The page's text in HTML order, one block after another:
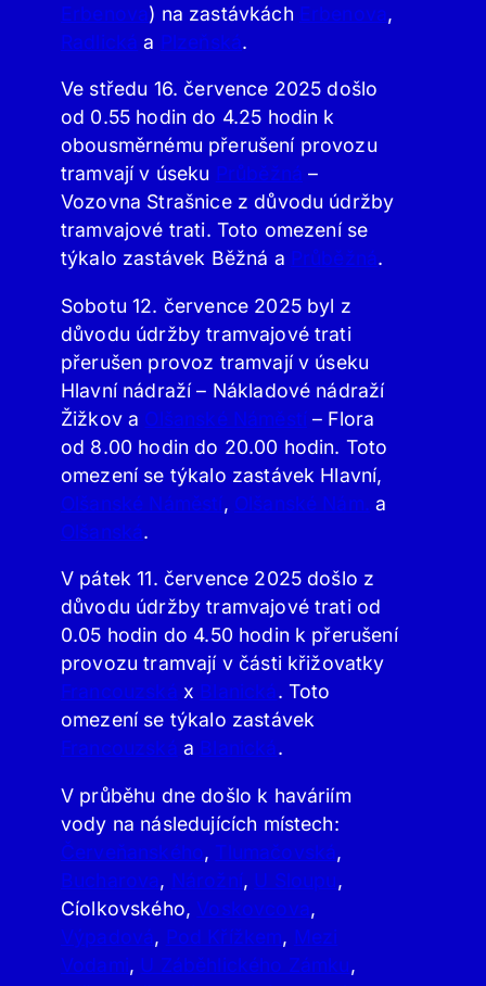
Erbenova) na zastávkách Erbenova,
Radlická a Plzeňská.
Ve středu 16. července 2025 došlo
od 0.55 hodin do 4.25 hodin k
obousměrnému přerušení provozu
tramvají v úseku Průběžná –
Vozovna Strašnice z důvodu údržby
tramvajové trati. Toto omezení se
týkalo zastávek Běžná a Průběžná.
Sobotu 12. července 2025 byl z
důvodu údržby tramvajové trati
přerušen provoz tramvají v úseku
Hlavní nádraží – Nákladové nádraží
Žižkov a Olšanské Náměstí – Flora
od 8.00 hodin do 20.00 hodin. Toto
omezení se týkalo zastávek Hlavní,
Olšanské Náměstí, Olšanské Nám. a
Olšanská.
V pátek 11. července 2025 došlo z
důvodu údržby tramvajové trati od
0.05 hodin do 4.50 hodin k přerušení
provozu tramvají v části křižovatky
Francouzská x Blanická. Toto
omezení se týkalo zastávek
Francouzská a Blanická.
V průběhu dne došlo k haváriím
vody na následujících místech:
Červeňanského, Tlumačovská,
Bucharova, Nárožní, U Sloupu,
Cíolkovského, Voskovcova,
Výpadová, Pod Křížkem, Mezi
Vodami, U Záběhlického Zámku,